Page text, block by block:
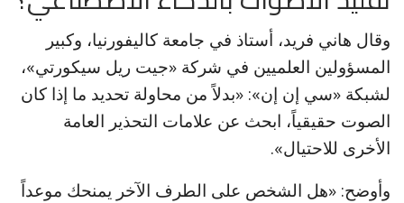
وقال هاني فريد، أستاذ في جامعة كاليفورنيا، وكبير
المسؤولين العلميين في شركة «جيت ريل سيكورتي»،
لشبكة «سي إن إن»: «بدلاً من محاولة تحديد ما إذا كان
الصوت حقيقياً، ابحث عن علامات التحذير العامة
الأخرى للاحتيال».
وأوضح: «هل الشخص على الطرف الآخر يمنحك موعداً